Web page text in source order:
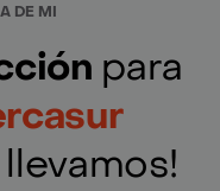
DE MI
para